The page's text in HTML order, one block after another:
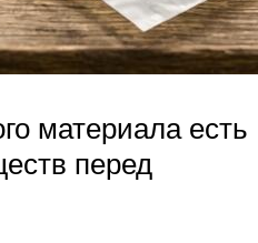
материала есть
перед